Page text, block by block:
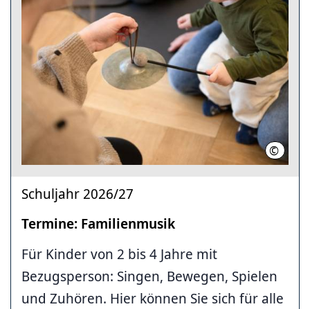
©
Schuljahr 2026/27
Termine: Familienmusik
Für Kinder von 2 bis 4 Jahre mit
Bezugsperson: Singen, Bewegen, Spielen
und Zuhören. Hier können Sie sich für alle